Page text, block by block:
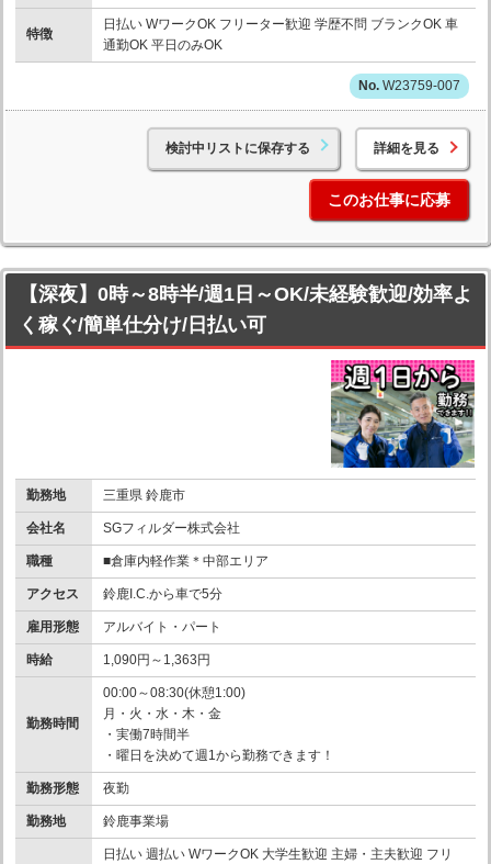
特徴
日払い WワークOK フリーター歓迎 学歴不問 ブランクOK 車
通勤OK 平日のみOK
W23759-007
検討中リストに保存する 詳細を見る
このお仕事に応募
【深夜】0時～8時半/週1日～OK/未経験歓迎/効率よ
く稼ぐ/簡単仕分け/日払い可
勤務地 三重県 鈴鹿市
会社名 SGフィルダー株式会社
職種 ■倉庫内軽作業＊中部エリア
アクセス 鈴鹿I.C.から車で5分
雇用形態 アルバイト・パート
時給 1,090円～1,363円
勤務時間
00:00～08:30(休憩1:00)
月・火・水・木・金
・実働7時間半
・曜日を決めて週1から勤務できます！
勤務形態 夜勤
勤務地 鈴鹿事業場
日払い 週払い WワークOK 大学生歓迎 主婦・主夫歓迎 フリ